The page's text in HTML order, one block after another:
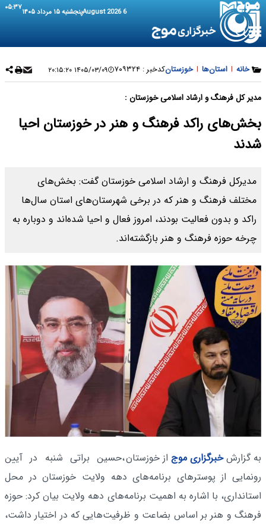
6 August 2026 پنجشنبه ۱۵ مرداد ۱۴۰۵ ۰۵:۳۷
خانه | استان‌ها | خوزستانکدخبر : ۷۰۹۳۲۴ ۱۴۰۵/۰۳/۰۹ ۲۰:۱۵:۲۰
مدیر کل فرهنگ و ارشاد اسلامی خوزستان :
بخش‌های راکد فرهنگ و هنر در خوزستان احیا
شدند
مدیرکل فرهنگ و ارشاد اسلامی خوزستان گفت: بخش‌های
مختلف فرهنگ و هنر که در برخی شهرستان‌های استان سال‌ها
راکد و بدون فعالیت بودند، امروز فعال و احیا شده‌اند و دوباره به
چرخه حوزه فرهنگ و هنر بازگشته‌اند.
به گزارشخبرگزاری موج از خوزستان،حسین براتی شنبه در آیین
رونمایی از پوسترهای برنامه‌های دهه ولایت خوزستان در محل
استانداری، با اشاره به اهمیت برنامه‌های دهه ولایت بیان کرد: حوزه
فرهنگ و هنر بر اساس بضاعت و ظرفیت‌هایی که در اختیار داشت،